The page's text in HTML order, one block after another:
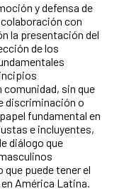
y defensa de
con
la presentación del
de los
sin que
discriminación o
fundamental en
e incluyentes,
diálogo que
puede tener el
América Latina.